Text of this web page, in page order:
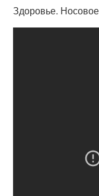
Здоровье.